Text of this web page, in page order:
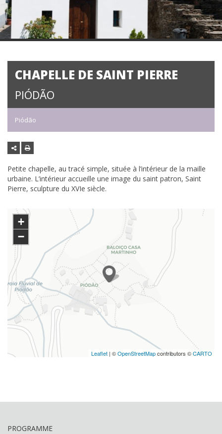
CHAPELLE DE SAINT PIERRE
PIÓDÃO
Piódão
Petite chapelle, au tracé simple, située à l’intérieur de la maille
urbaine. L’intérieur accueille une image du saint patron, Saint
Pierre, sculpture du XVIe siècle.
+
−
Leaflet | ©OpenStreetMapcontributors ©CARTO
PROGRAMME